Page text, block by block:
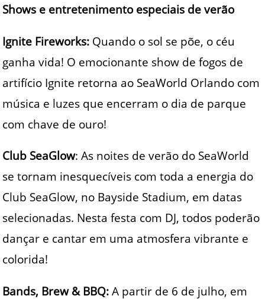
Shows e entretenimento especiais de verão
Ignite Fireworks: Quando o sol se põe, o céu
ganha vida! O emocionante show de fogos de
artifício Ignite retorna ao SeaWorld Orlando com
música e luzes que encerram o dia de parque
com chave de ouro!
Club SeaGlow: As noites de verão do SeaWorld
se tornam inesquecíveis com toda a energia do
Club SeaGlow, no Bayside Stadium, em datas
selecionadas. Nesta festa com DJ, todos poderão
dançar e cantar em uma atmosfera vibrante e
colorida!
Bands, Brew & BBQ:A partir de 6 de julho, em